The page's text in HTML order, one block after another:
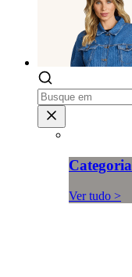
Categoria
Ver tudo >